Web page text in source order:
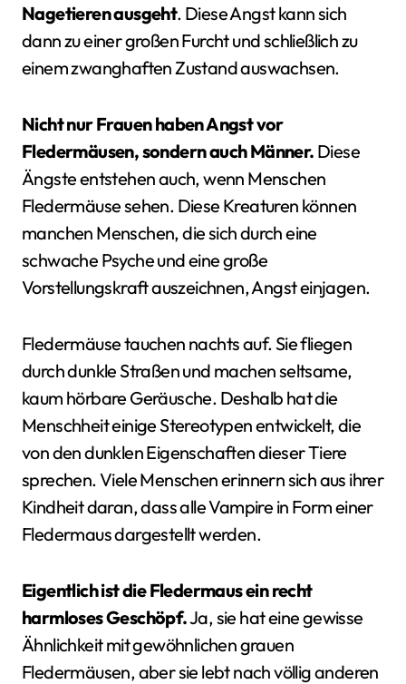
Nagetieren ausgeht. Diese Angst kann sich
dann zu einer großen Furcht und schließlich zu
einem zwanghaften Zustand auswachsen.
Nicht nur Frauen haben Angst vor
Fledermäusen, sondern auch Männer. Diese
Ängste entstehen auch, wenn Menschen
Fledermäuse sehen. Diese Kreaturen können
manchen Menschen, die sich durch eine
schwache Psyche und eine große
Vorstellungskraft auszeichnen, Angst einjagen.
Fledermäuse tauchen nachts auf. Sie fliegen
durch dunkle Straßen und machen seltsame,
kaum hörbare Geräusche. Deshalb hat die
Menschheit einige Stereotypen entwickelt, die
von den dunklen Eigenschaften dieser Tiere
sprechen. Viele Menschen erinnern sich aus ihrer
Kindheit daran, dass alle Vampire in Form einer
Fledermaus dargestellt werden.
Eigentlich ist die Fledermaus ein recht
harmloses Geschöpf.Ja, sie hat eine gewisse
Ähnlichkeit mit gewöhnlichen grauen
Fledermäusen, aber sie lebt nach völlig anderen